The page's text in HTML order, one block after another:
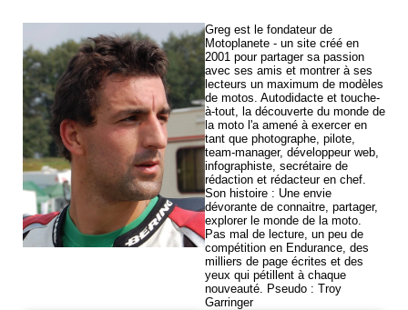
Greg est le fondateur de
Motoplanete - un site créé en
2001 pour partager sa passion
avec ses amis et montrer à ses
lecteurs un maximum de modèles
de motos. Autodidacte et touche-
à-tout, la découverte du monde de
la moto l'a amené à exercer en
tant que photographe, pilote,
team-manager, développeur web,
infographiste, secrétaire de
rédaction et rédacteur en chef.
Son histoire : Une envie
dévorante de connaitre, partager,
explorer le monde de la moto.
Pas mal de lecture, un peu de
compétition en Endurance, des
milliers de page écrites et des
yeux qui pétillent à chaque
nouveauté. Pseudo : Troy
Garringer